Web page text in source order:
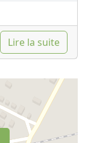
Lire la suite